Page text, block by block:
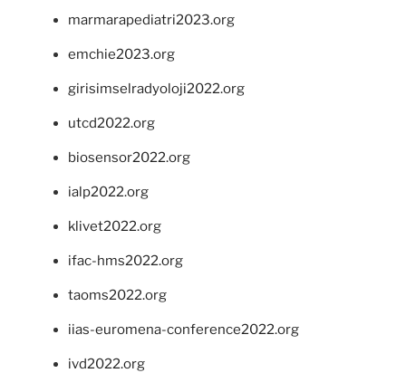
marmarapediatri2023.org
emchie2023.org
girisimselradyoloji2022.org
utcd2022.org
biosensor2022.org
ialp2022.org
klivet2022.org
ifac-hms2022.org
taoms2022.org
iias-euromena-conference2022.org
ivd2022.org